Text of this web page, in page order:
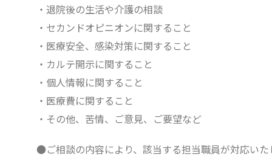
・退院後の生活や介護の相談
・セカンドオピニオンに関すること
・医療安全、感染対策に関すること
・カルテ開示に関すること
・個人情報に関すること
・医療費に関すること
・その他、苦情、ご意見、ご要望など
●ご相談の内容により、該当する担当職員が対応いた